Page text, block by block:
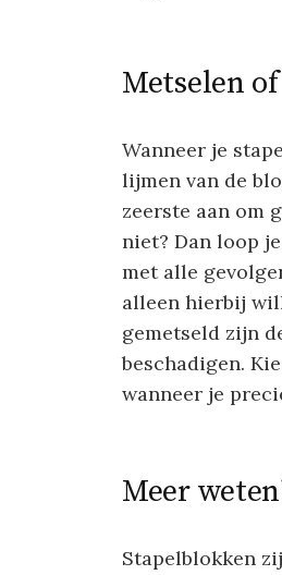
Metselen
Wanneer je
lijmen van de
zeerste aan om
niet? Dan loop
met alle
alleen hierbij
gemetseld zijn
beschadigen.
wanneer je
Meer
Stapelblokken